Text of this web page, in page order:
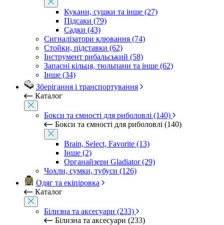
Кукани, сушки та інше (27)
Підсаки (79)
Садки (43)
Сигналізатори клювання (74)
Стойки, підставки (62)
Інструмент рибальський (58)
Запасні кільця, тюльпани та інше (62)
Інше (34)
Зберігання і транспортування
Каталог
Бокси та ємності для риболовлі (140)
Бокси та ємності для риболовлі (140)
Brain, Select, Favorite (13)
Інше (2)
Органайзери Gladiator (29)
Чохли, сумки, тубуси (126)
Одяг та екіпіровка
Каталог
Білизна та аксесуари (233)
Білизна та аксесуари (233)